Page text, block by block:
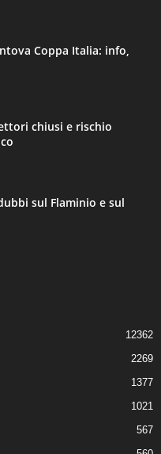
Coppa Italia: info,
chiusi e rischio
sul Flaminio e sul
12362
2269
1377
1021
567